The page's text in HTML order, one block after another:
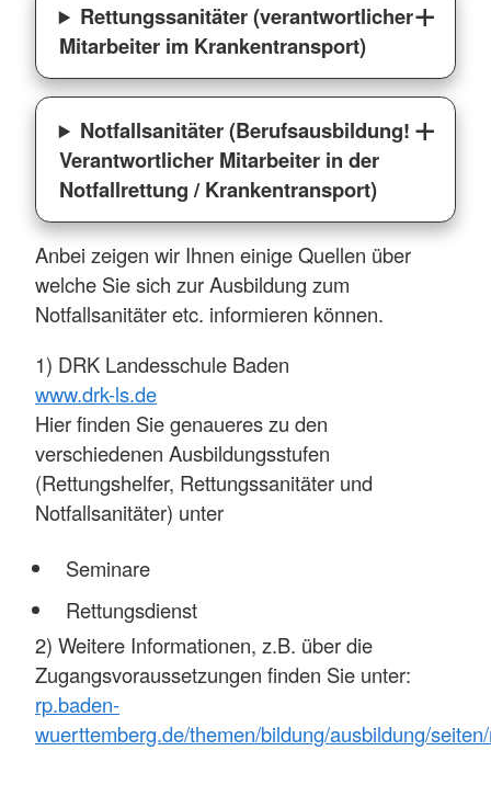
Rettungssanitäter (verantwortlicher
Mitarbeiter im Krankentransport)
Notfallsanitäter (Berufsausbildung!
Verantwortlicher Mitarbeiter in der
Notfallrettung / Krankentransport)
Anbei zeigen wir Ihnen einige Quellen über
welche Sie sich zur Ausbildung zum
Notfallsanitäter etc. informieren können.
1) DRK Landesschule Baden
www.drk-ls.de
Hier finden Sie genaueres zu den
verschiedenen Ausbildungsstufen
(Rettungshelfer, Rettungssanitäter und
Notfallsanitäter) unter
Seminare
Rettungsdienst
2) Weitere Informationen, z.B. über die
Zugangsvoraussetzungen finden Sie unter:
rp.baden-
wuerttemberg.de/themen/bildung/ausbildung/